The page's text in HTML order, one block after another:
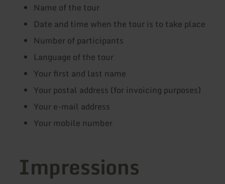
Name of the tour
Date and time when the tour is to take place
Number of participants
Language of the tour
Your first and last name
Your postal address (for invoicing purposes)
Your e-mail address
Your mobile number
Impressions